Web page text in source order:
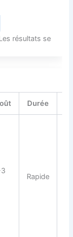
résultats se
Durée
Rapide